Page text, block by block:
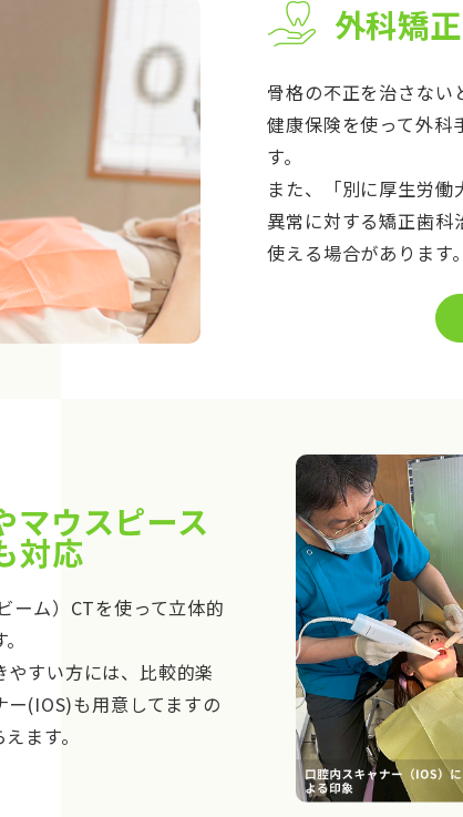
外科矯
骨格の不正を治さない
健康保険を使って外科
す。
また、「別に厚生労
異常に対する矯正歯科
使える場合があります。
マウスピース
対応
ーム）CTを使って立体的
すい方には、比較的楽
(IOS)も用意してますの
ます。